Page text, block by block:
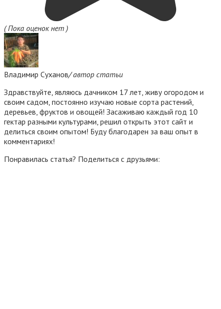
( Пока оценок нет )
Владимир Суханов/ автор статьи
Здравствуйте, являюсь дачником 17 лет, живу огородом и
своим садом, постоянно изучаю новые сорта растений,
деревьев, фруктов и овощей! Засаживаю каждый год 10
гектар разными культурами, решил открыть этот сайт и
делиться своим опытом! Буду благодарен за ваш опыт в
комментариях!
Понравилась статья? Поделиться с друзьями: